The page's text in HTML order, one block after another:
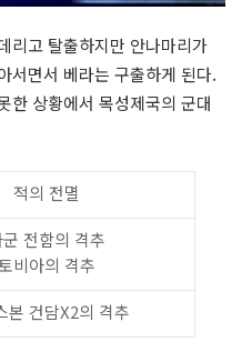
리고 탈출하지만 안나마리가
서면서 베라는 구출하게 된다.
한 상황에서 목성제국의 군대
적의 전멸
군 전함의 격추
비아의 격추
본 건담X2의 격추